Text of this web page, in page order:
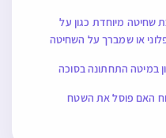
מיוחדת כגון על
או שמברך על השחיטה
במיטה התחתונה בסוכה
האם פוסל את השטח